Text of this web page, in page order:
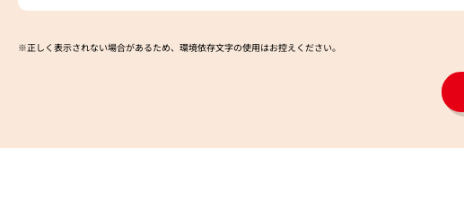
※正しく表示されない場合があるため、環境依存文字の使用はお控えください。​